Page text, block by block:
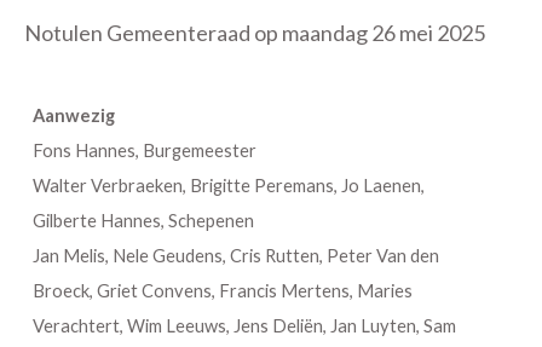
Notulen Gemeenteraad op maandag 26 mei 2025
Aanwezig
Fons Hannes, Burgemeester
Walter Verbraeken, Brigitte Peremans, Jo Laenen,
Gilberte Hannes, Schepenen
Jan Melis, Nele Geudens, Cris Rutten, Peter Van den
Broeck, Griet Convens, Francis Mertens, Maries
Verachtert, Wim Leeuws, Jens Deliën, Jan Luyten, Sam